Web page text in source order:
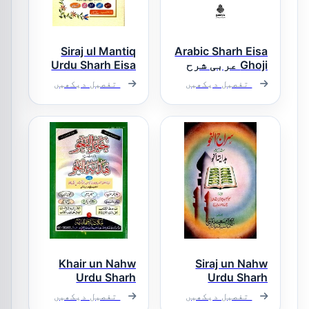
Arabic Sharh Eisa
Ghoji عربی شرح
ایساغوجی
تفصیل دیکھیں
Siraj ul Mantiq
Urdu Sharh Eisa
Ghoji سراج
المنطق اردو
شرح ایساغوجی
تفصیل دیکھیں
Siraj un Nahw
Urdu Sharh
Hidayat un Nahw
سراج النحو
تفصیل دیکھیں
Khair un Nahw
Urdu Sharh
Hidayat un Nahw
خیر النحو اردو
تفصیل دیکھیں